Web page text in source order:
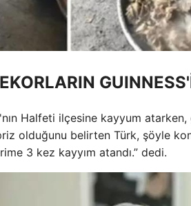
Halfeti ilçesine kayyum atarken,
olduğunu belirten Türk, şöyle
3 kez kayyım atandı.” dedi.